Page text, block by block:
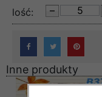
lość:
Inne produkty